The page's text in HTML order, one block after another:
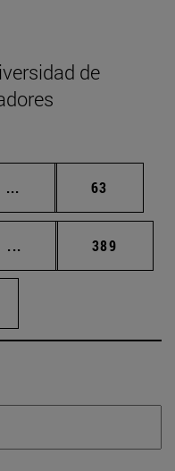
de
... Páginas intermedias
Página
63
... Páginas intermedias
Página
389